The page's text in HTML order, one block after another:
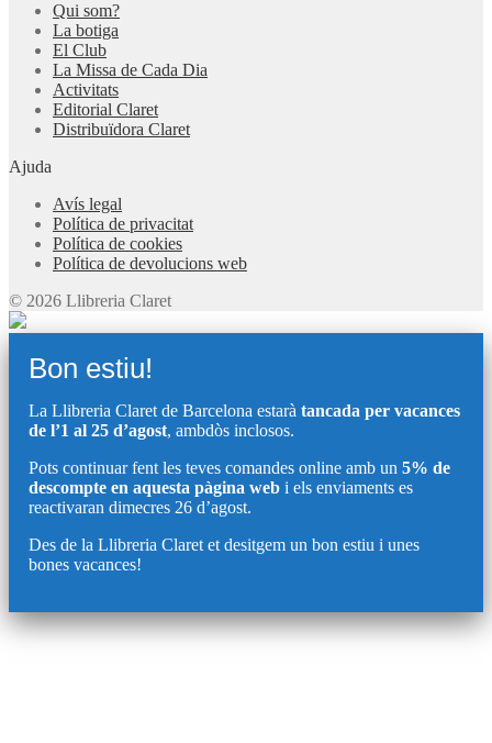
Qui som?
La botiga
El Club
La Missa de Cada Dia
Activitats
Editorial Claret
Distribuïdora Claret
Ajuda
Avís legal
Política de privacitat
Política de cookies
Política de devolucions web
© 2026 Llibreria Claret
Bon estiu!
La Llibreria Claret de Barcelona estarà tancada per vacances
de l’1 al 25 d’agost, ambdòs inclosos.
Pots continuar fent les teves comandes online amb un 5% de
descompte en aquesta pàgina web i els enviaments es
reactivaran dimecres 26 d’agost.
Des de la Llibreria Claret et desitgem un bon estiu i unes
bones vacances!